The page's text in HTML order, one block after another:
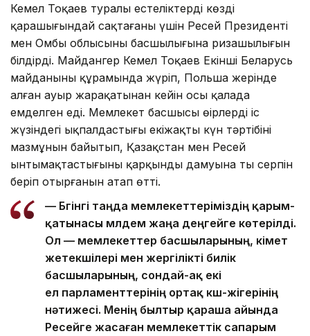
Кемел Тоқаев туралы естеліктерді көздің
қарашығындай сақтағаны үшін Ресей Президенті
мен Омбы облысының басшылығына ризашылығын
білдірді. Майдангер Кемел Тоқаев Екінші Беларусь
майданының құрамында жүріп, Польша жерінде
алған ауыр жарақатынан кейін осы қалада
емделген еді. Мемлекет басшысы өңірлердің іс
жүзіндегі ықпалдастығы екіжақты күн тәртібінің
мазмұнын байытып, Қазақстан мен Ресей
ынтымақтастығының қарқынды дамуына тың серпін
беріп отырғанын атап өтті.
— Бүгінгі таңда мемлекеттеріміздің қарым-
қатынасы мүлдем жаңа деңгейге көтерілді.
Ол — мемлекеттер басшыларының, үкімет
жетекшілері мен жергілікті билік
басшыларының, сондай-ақ екі
ел парламенттерінің ортақ күш-жігерінің
нәтижесі. Менің былтыр қараша айында
Ресейге жасаған мемлекеттік сапарым